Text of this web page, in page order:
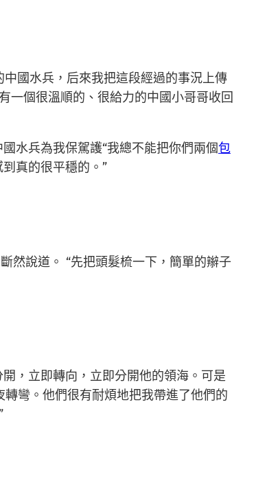
國水兵，后來我把這段經過的事況上傳
一個很溫順的、很給力的中國小哥哥收回
水兵為我保駕護“我總不能把你們兩個包
真的很平穩的。”
然說道。 “先把頭髮梳一下，簡單的辮子
，立即轉向，立即分開他的領海。可是
彎。他們很有耐煩地把我帶進了他們的